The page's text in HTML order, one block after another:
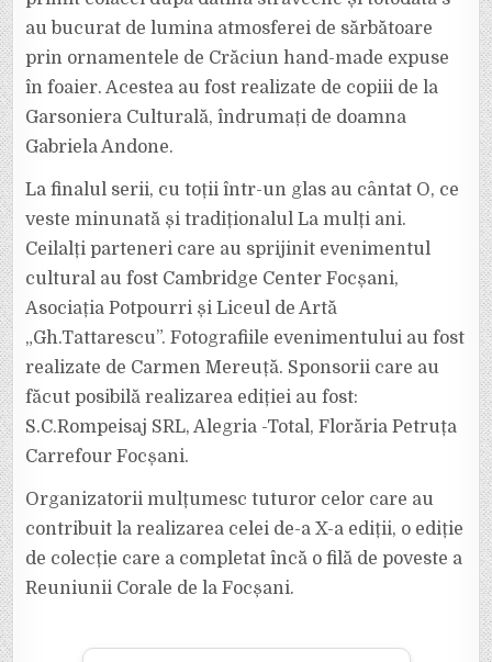
au bucurat de lumina atmosferei de sărbătoare
prin ornamentele de Crăciun hand-made expuse
în foaier. Acestea au fost realizate de copiii de la
Garsoniera Culturală, îndrumați de doamna
Gabriela Andone.
La finalul serii, cu toții într-un glas au cântat O, ce
veste minunată și tradiționalul La mulți ani.
Ceilalți parteneri care au sprijinit evenimentul
cultural au fost Cambridge Center Focșani,
Asociația Potpourri și Liceul de Artă
„Gh.Tattarescu”. Fotografiile evenimentului au fost
realizate de Carmen Mereuță. Sponsorii care au
făcut posibilă realizarea ediției au fost:
S.C.Rompeisaj SRL, Alegria -Total, Florăria Petruța
Carrefour Focșani.
Organizatorii mulțumesc tuturor celor care au
contribuit la realizarea celei de-a X-a ediții, o ediție
de colecție care a completat încă o filă de poveste a
Reuniunii Corale de la Focșani.